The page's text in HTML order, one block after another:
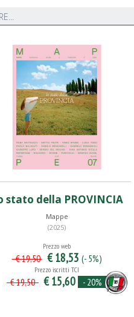
stato della PROVINCIA
Mappe
(2025)
Prezzo web
€ 19,50 € 18,53 (- 5%)
Prezzo iscritti TCI
€ 19,50 € 15,60 - 20%